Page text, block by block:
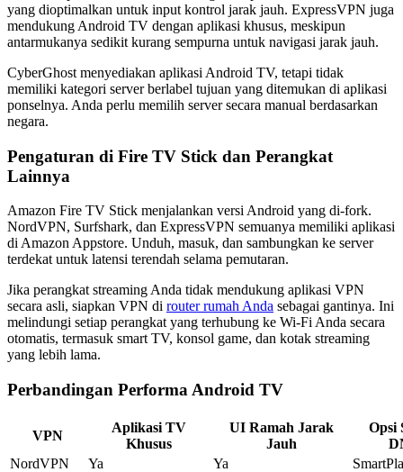
yang dioptimalkan untuk input kontrol jarak jauh. ExpressVPN juga
mendukung Android TV dengan aplikasi khusus, meskipun
antarmukanya sedikit kurang sempurna untuk navigasi jarak jauh.
CyberGhost menyediakan aplikasi Android TV, tetapi tidak
memiliki kategori server berlabel tujuan yang ditemukan di aplikasi
ponselnya. Anda perlu memilih server secara manual berdasarkan
negara.
Pengaturan di Fire TV Stick dan Perangkat
Lainnya
Amazon Fire TV Stick menjalankan versi Android yang di-fork.
NordVPN, Surfshark, dan ExpressVPN semuanya memiliki aplikasi
di Amazon Appstore. Unduh, masuk, dan sambungkan ke server
terdekat untuk latensi terendah selama pemutaran.
Jika perangkat streaming Anda tidak mendukung aplikasi VPN
secara asli, siapkan VPN di router rumah Anda sebagai gantinya. Ini
melindungi setiap perangkat yang terhubung ke Wi-Fi Anda secara
otomatis, termasuk smart TV, konsol game, dan kotak streaming
yang lebih lama.
Perbandingan Performa Android TV
VPN
Aplikasi TV
Khusus
UI Ramah Jarak
Jauh
Opsi
NordVPN
Ya Ya